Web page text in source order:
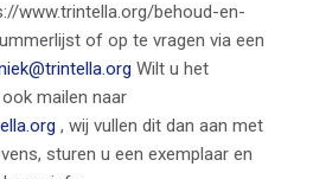
www.trintella.org/behoud-en-
of op te vragen via een
Wilt u het
mailen naar
, wij vullen dit dan aan met
sturen u een exemplaar en